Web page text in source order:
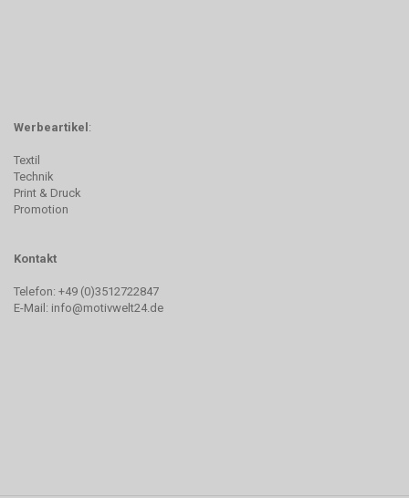
Werbeartikel:
Textil
Technik
Print & Druck
Promotion
Kontakt
Telefon: +49 (0)3512722847
E-Mail: info@motivwelt24.de